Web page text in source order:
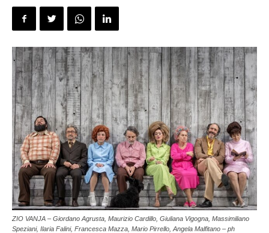
ZIO VANJA – Giordano Agrusta, Maurizio Cardillo, Giuliana Vigogna, Massimiliano
Speziani, Ilaria Falini, Francesca Mazza, Mario Pirrello, Angela Malfitano – ph